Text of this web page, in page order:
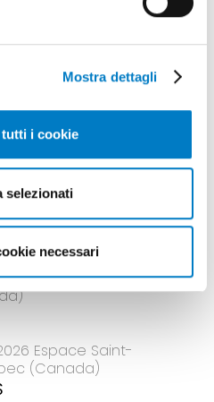
Mostra dettagli
i cookie
selezionati
necessari
Gunnedah, Nsw
Saint-Hyacinthe,
Espace Saint-
(Canada)